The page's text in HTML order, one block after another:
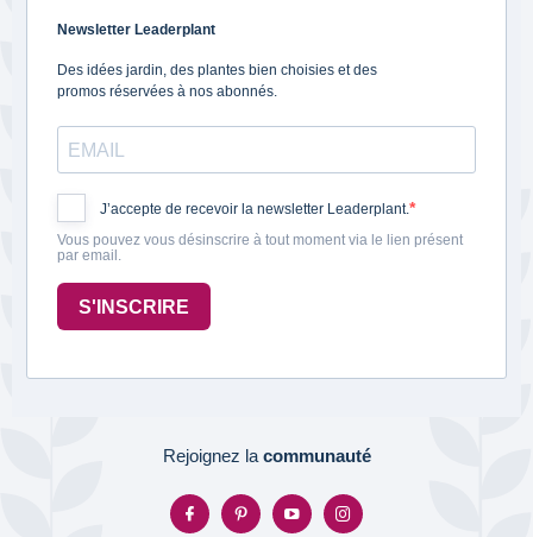
Newsletter Leaderplant
Des idées jardin, des plantes bien choisies et des
promos réservées à nos abonnés.
J’accepte de recevoir la newsletter Leaderplant.
Vous pouvez vous désinscrire à tout moment via le lien présent
par email.
S'INSCRIRE
Rejoignez la communauté